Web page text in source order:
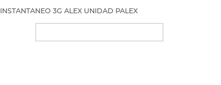
3G ALEX UNIDAD PALEX